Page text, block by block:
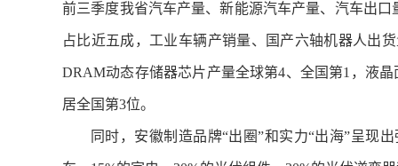
前三季度我省汽车产量、新能源汽车产量、汽车出
占比近五成，工业车辆产销量、国产六轴机器人出
DRAM动态存储器芯片产量全球第4、全国第1，液
居全国第3位。
同时，安徽制造品牌“出圈”和实力“出海”呈现